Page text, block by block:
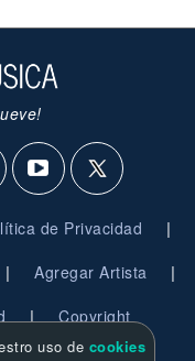
de Privacidad |
| Agregar Artista |
| Copyright
uso de cookies